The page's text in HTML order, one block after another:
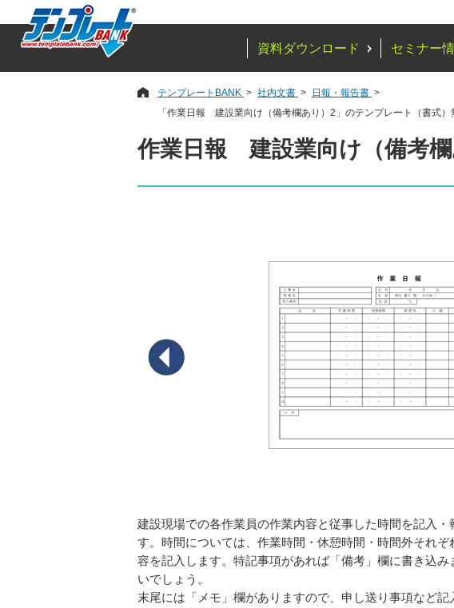
資料ダウンロード セミナー
テンプレートBANK 社内文書
日報・報告書
「作業日報 建設業向け（備考欄あり）2」のテンプレート（書式）
作業日報 建設業向け（備考
建設現場での各作業員の作業内容と従事した時間を記入
す。時間については、作業時間・休憩時間・時間外それ
容を記入します。特記事項があれば「備考」欄に書き込
いでしょう。
末尾には「メモ」欄がありますので、申し送り事項など記